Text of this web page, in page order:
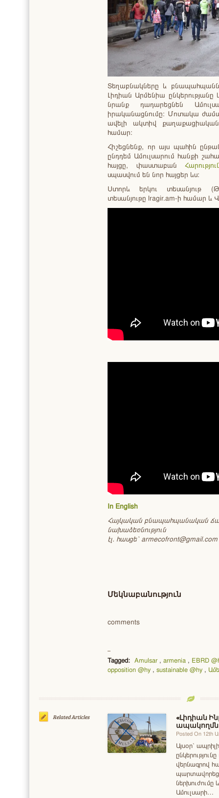
Տեղաբնակները և
Լիդիան Արմենիա
նրանք դադարեցնեն
իրականացնումը։ Մոտակա
ավելի ակտիվ
համար։
Հիշեցնենք, որ այս պահին
ընդդեմ Ամուլսարում հանքի
հայցը, փաստաբան
սպասվում են նոր հայցեր ևս:
Ստորև երկու տեսանյութ
տեսանյութը lragir.am-ի համար և
In English
Հայկական բնապահպանական
նախաձեռնություն
էլ. հասցե՝ armecofront@gmail.com
Մեկնաբանություն
comments
Tagged: Amulsar , armenia , EBRD
opposition @hy , sustainable @hy ,
Related Articles
«Լիդիան
Posted On 12th
Այսօր՝
վերնագրով
Ամուլսարի…